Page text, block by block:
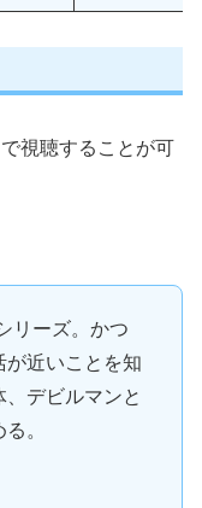
で視聴することが可
リーズ。かつ
が近いことを知
デビルマンと
。